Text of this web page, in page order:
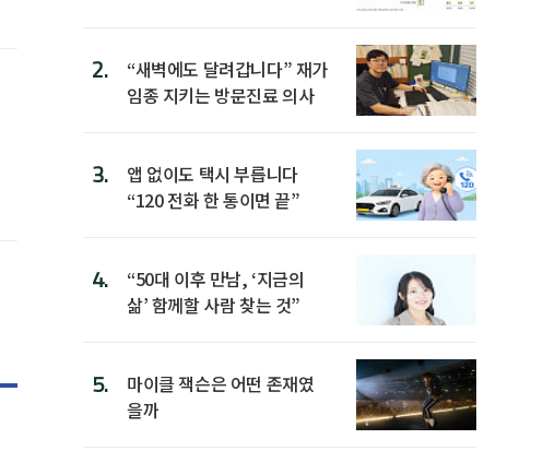
2.
“새벽에도 달려갑니다” 재가
임종 지키는 방문진료 의사
3.
앱 없이도 택시 부릅니다
“120 전화 한 통이면 끝”
4.
“50대 이후 만남, ‘지금의
삶’ 함께할 사람 찾는 것”
5.
마이클 잭슨은 어떤 존재였
을까